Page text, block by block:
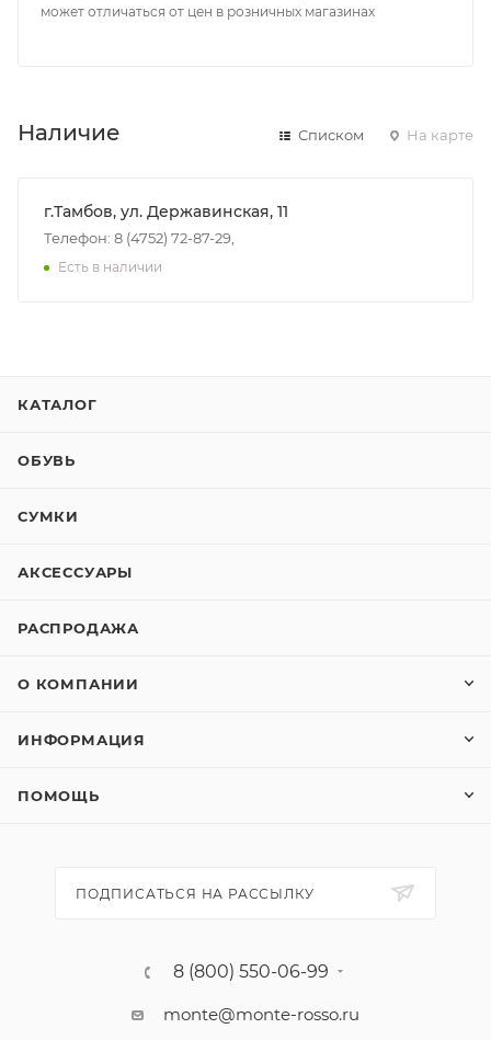
может отличаться от цен в розничных магазинах
Наличие Списком На карте
г.Тамбов, ул. Державинская, 11
Телефон: 8 (4752) 72-87-29,
Есть в наличии
КАТАЛОГ
ОБУВЬ
СУМКИ
АКСЕССУАРЫ
РАСПРОДАЖА
О КОМПАНИИ
ИНФОРМАЦИЯ
ПОМОЩЬ
ПОДПИСАТЬСЯ НА РАССЫЛКУ
8 (800) 550-06-99
monte@monte-rosso.ru